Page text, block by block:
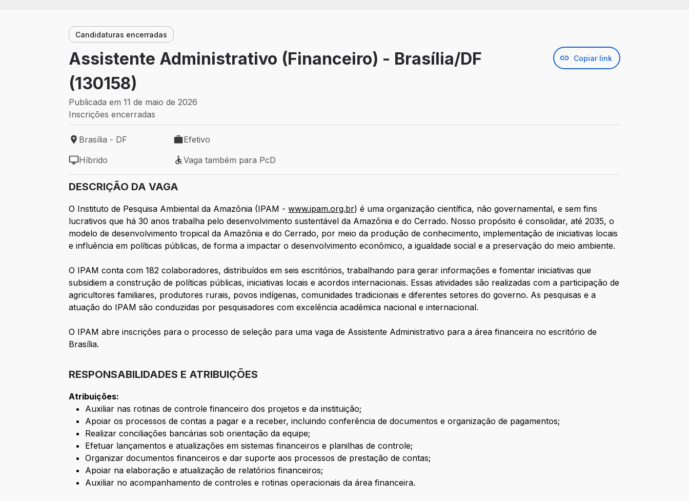
Candidaturas encerradas
Assistente Administrativo (Financeiro) - Brasília/DF
(130158)
Copiar link
Publicada em 11 de maio de 2026
Inscrições encerradas
Local de trabalho: Brasília - DF
Brasília - DF
Tipo de vaga: Efetivo
Efetivo
Modelo de trabalho: Híbrido
Híbrido
Vaga também para PcD
Vaga também para PcD
DESCRIÇÃO DA VAGA
O Instituto de Pesquisa Ambiental da Amazônia (IPAM -www.ipam.org.br) é uma organização científica, não governamental, e sem fins
lucrativos que há 30 anos trabalha pelo desenvolvimento sustentável da Amazônia e do Cerrado. Nosso propósito é consolidar, até 2035, o
modelo de desenvolvimento tropical da Amazônia e do Cerrado, por meio da produção de conhecimento, implementação de iniciativas locais
e influência em políticas públicas, de forma a impactar o desenvolvimento econômico, a igualdade social e a preservação do meio ambiente.
O IPAM conta com 182 colaboradores, distribuídos em seis escritórios, trabalhando para gerar informações e fomentar iniciativas que
subsidiem a construção de políticas públicas, iniciativas locais e acordos internacionais. Essas atividades são realizadas com a participação de
agricultores familiares, produtores rurais, povos indígenas, comunidades tradicionais e diferentes setores do governo. As pesquisas e a
atuação do IPAM são conduzidas por pesquisadores com excelência acadêmica nacional e internacional.
O IPAM abre inscrições para o processo de seleção para uma vaga de Assistente Administrativo para a área financeira no escritório de
Brasília.
RESPONSABILIDADES E ATRIBUIÇÕES
Atribuições:
Auxiliar nas rotinas de controle financeiro dos projetos e da instituição;
Apoiar os processos de contas a pagar e a receber, incluindo conferência de documentos e organização de pagamentos;
Realizar conciliações bancárias sob orientação da equipe;
Efetuar lançamentos e atualizações em sistemas financeiros e planilhas de controle;
Organizar documentos financeiros e dar suporte aos processos de prestação de contas;
Apoiar na elaboração e atualização de relatórios financeiros;
Auxiliar no acompanhamento de controles e rotinas operacionais da área financeira.